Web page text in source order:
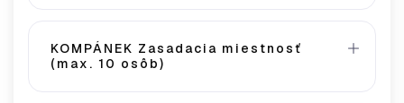
KOMPÁNEK Zasadacia miestnosť
(max. 10 osôb)